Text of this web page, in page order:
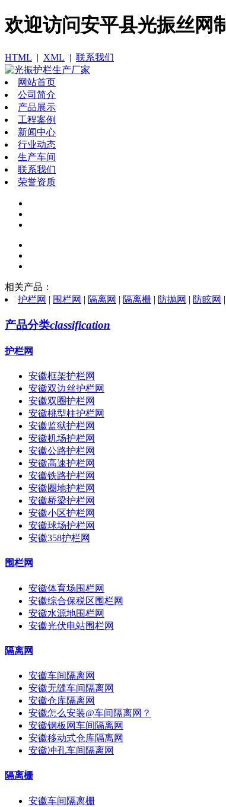
欢迎访问​安平县光振丝网
HTML | XML | 联系我们
网站首页
公司简介
产品展示
工程案例
新闻中心
行业动态
生产车间
联系我们
荣誉资质
相关产品：
护栏网 | 围栏网 | 隔离网 | 隔离栅 | 防抛网 | 防眩网 |
产品分类classification
护栏网
安徽框架护栏网
安徽双边丝护栏网
安徽双圈护栏网
安徽桃型柱护栏网
安徽监狱护栏网
安徽机场护栏网
安徽公路护栏网
安徽高速护栏网
安徽铁路护栏网
安徽圈地护栏网
安徽桥梁护栏网
安徽小区护栏网
安徽球场护栏网
安徽358护栏网
围栏网
安徽体育场围栏网
安徽综合保税区围栏网
安徽水源地围栏网
安徽光伏电站围栏网
隔离网
安徽车间隔离网
安徽无缝车间隔离网
安徽仓库隔离网
安徽怎么安装@车间隔离网？
安徽钢板网车间隔离网
安徽移动式仓库隔离网
安徽冲孔车间隔离网
隔离栅
安徽车间隔离栅